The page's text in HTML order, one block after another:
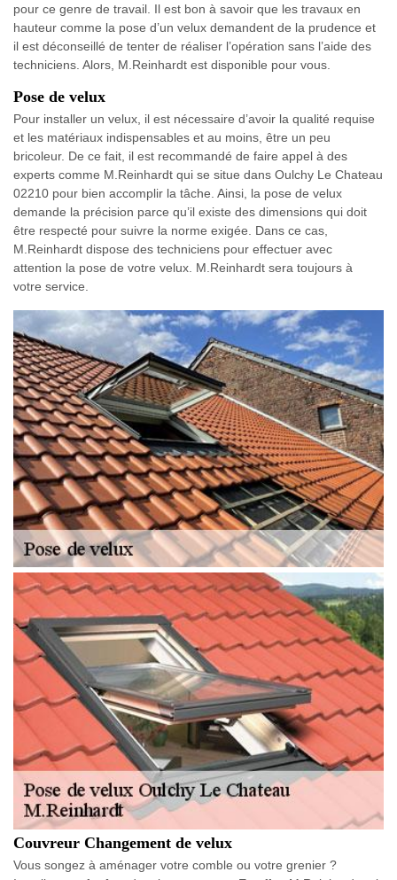
pour ce genre de travail. Il est bon à savoir que les travaux en
hauteur comme la pose d’un velux demandent de la prudence et
il est déconseillé de tenter de réaliser l’opération sans l’aide des
techniciens. Alors, M.Reinhardt est disponible pour vous.
Pose de velux
Pour installer un velux, il est nécessaire d’avoir la qualité requise
et les matériaux indispensables et au moins, être un peu
bricoleur. De ce fait, il est recommandé de faire appel à des
experts comme M.Reinhardt qui se situe dans Oulchy Le Chateau
02210 pour bien accomplir la tâche. Ainsi, la pose de velux
demande la précision parce qu’il existe des dimensions qui doit
être respecté pour suivre la norme exigée. Dans ce cas,
M.Reinhardt dispose des techniciens pour effectuer avec
attention la pose de votre velux. M.Reinhardt sera toujours à
votre service.
Couvreur Changement de velux
Vous songez à aménager votre comble ou votre grenier ?